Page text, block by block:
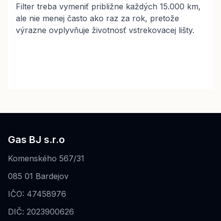
Filter treba vymeniť približne každých 15.000 km,
ale nie menej často ako raz za rok, pretože
výrazne ovplyvňuje životnosť vstrekovacej lišty.
Gas BJ s.r.o
Komenského 567/31
085 01 Bardejov
IČO: 47458976
DIČ: 2023900626